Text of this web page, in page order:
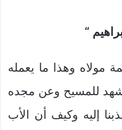
“
مولاه وهذا ما يعمله
للمسيح وعن مجده
إليه وكيف أن الأب